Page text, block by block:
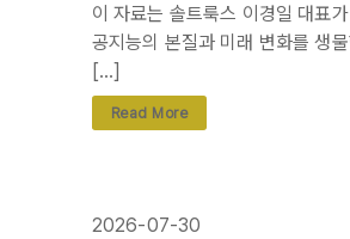
이 자료는 솔트룩스 이경일 대표
공지능의 본질과 미래 변화를 생
[…]
Read More
2026-07-30